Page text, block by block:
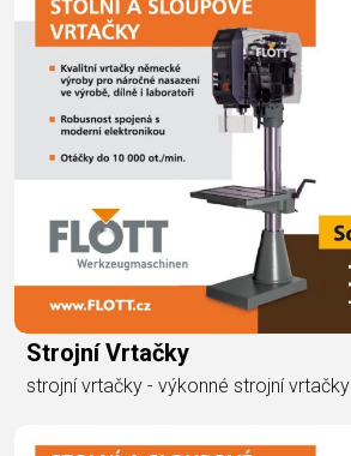
Strojní Vrtačky
strojní vrtačky - výkonné strojní vrtačky